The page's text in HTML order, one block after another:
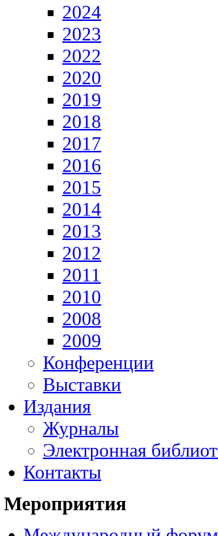
2024
2023
2022
2020
2019
2018
2017
2016
2015
2014
2013
2012
2011
2010
2008
2009
Конференции
Выставки
Издания
Журналы
Электронная
Контакты
Мероприятия